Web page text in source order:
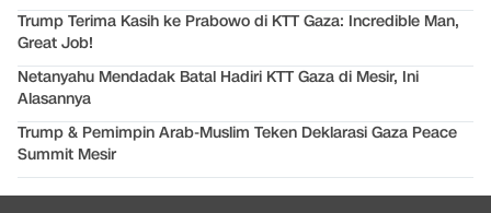
Trump Terima Kasih ke Prabowo di KTT Gaza: Incredible Man,
Great Job!
Netanyahu Mendadak Batal Hadiri KTT Gaza di Mesir, Ini
Alasannya
Trump & Pemimpin Arab-Muslim Teken Deklarasi Gaza Peace
Summit Mesir